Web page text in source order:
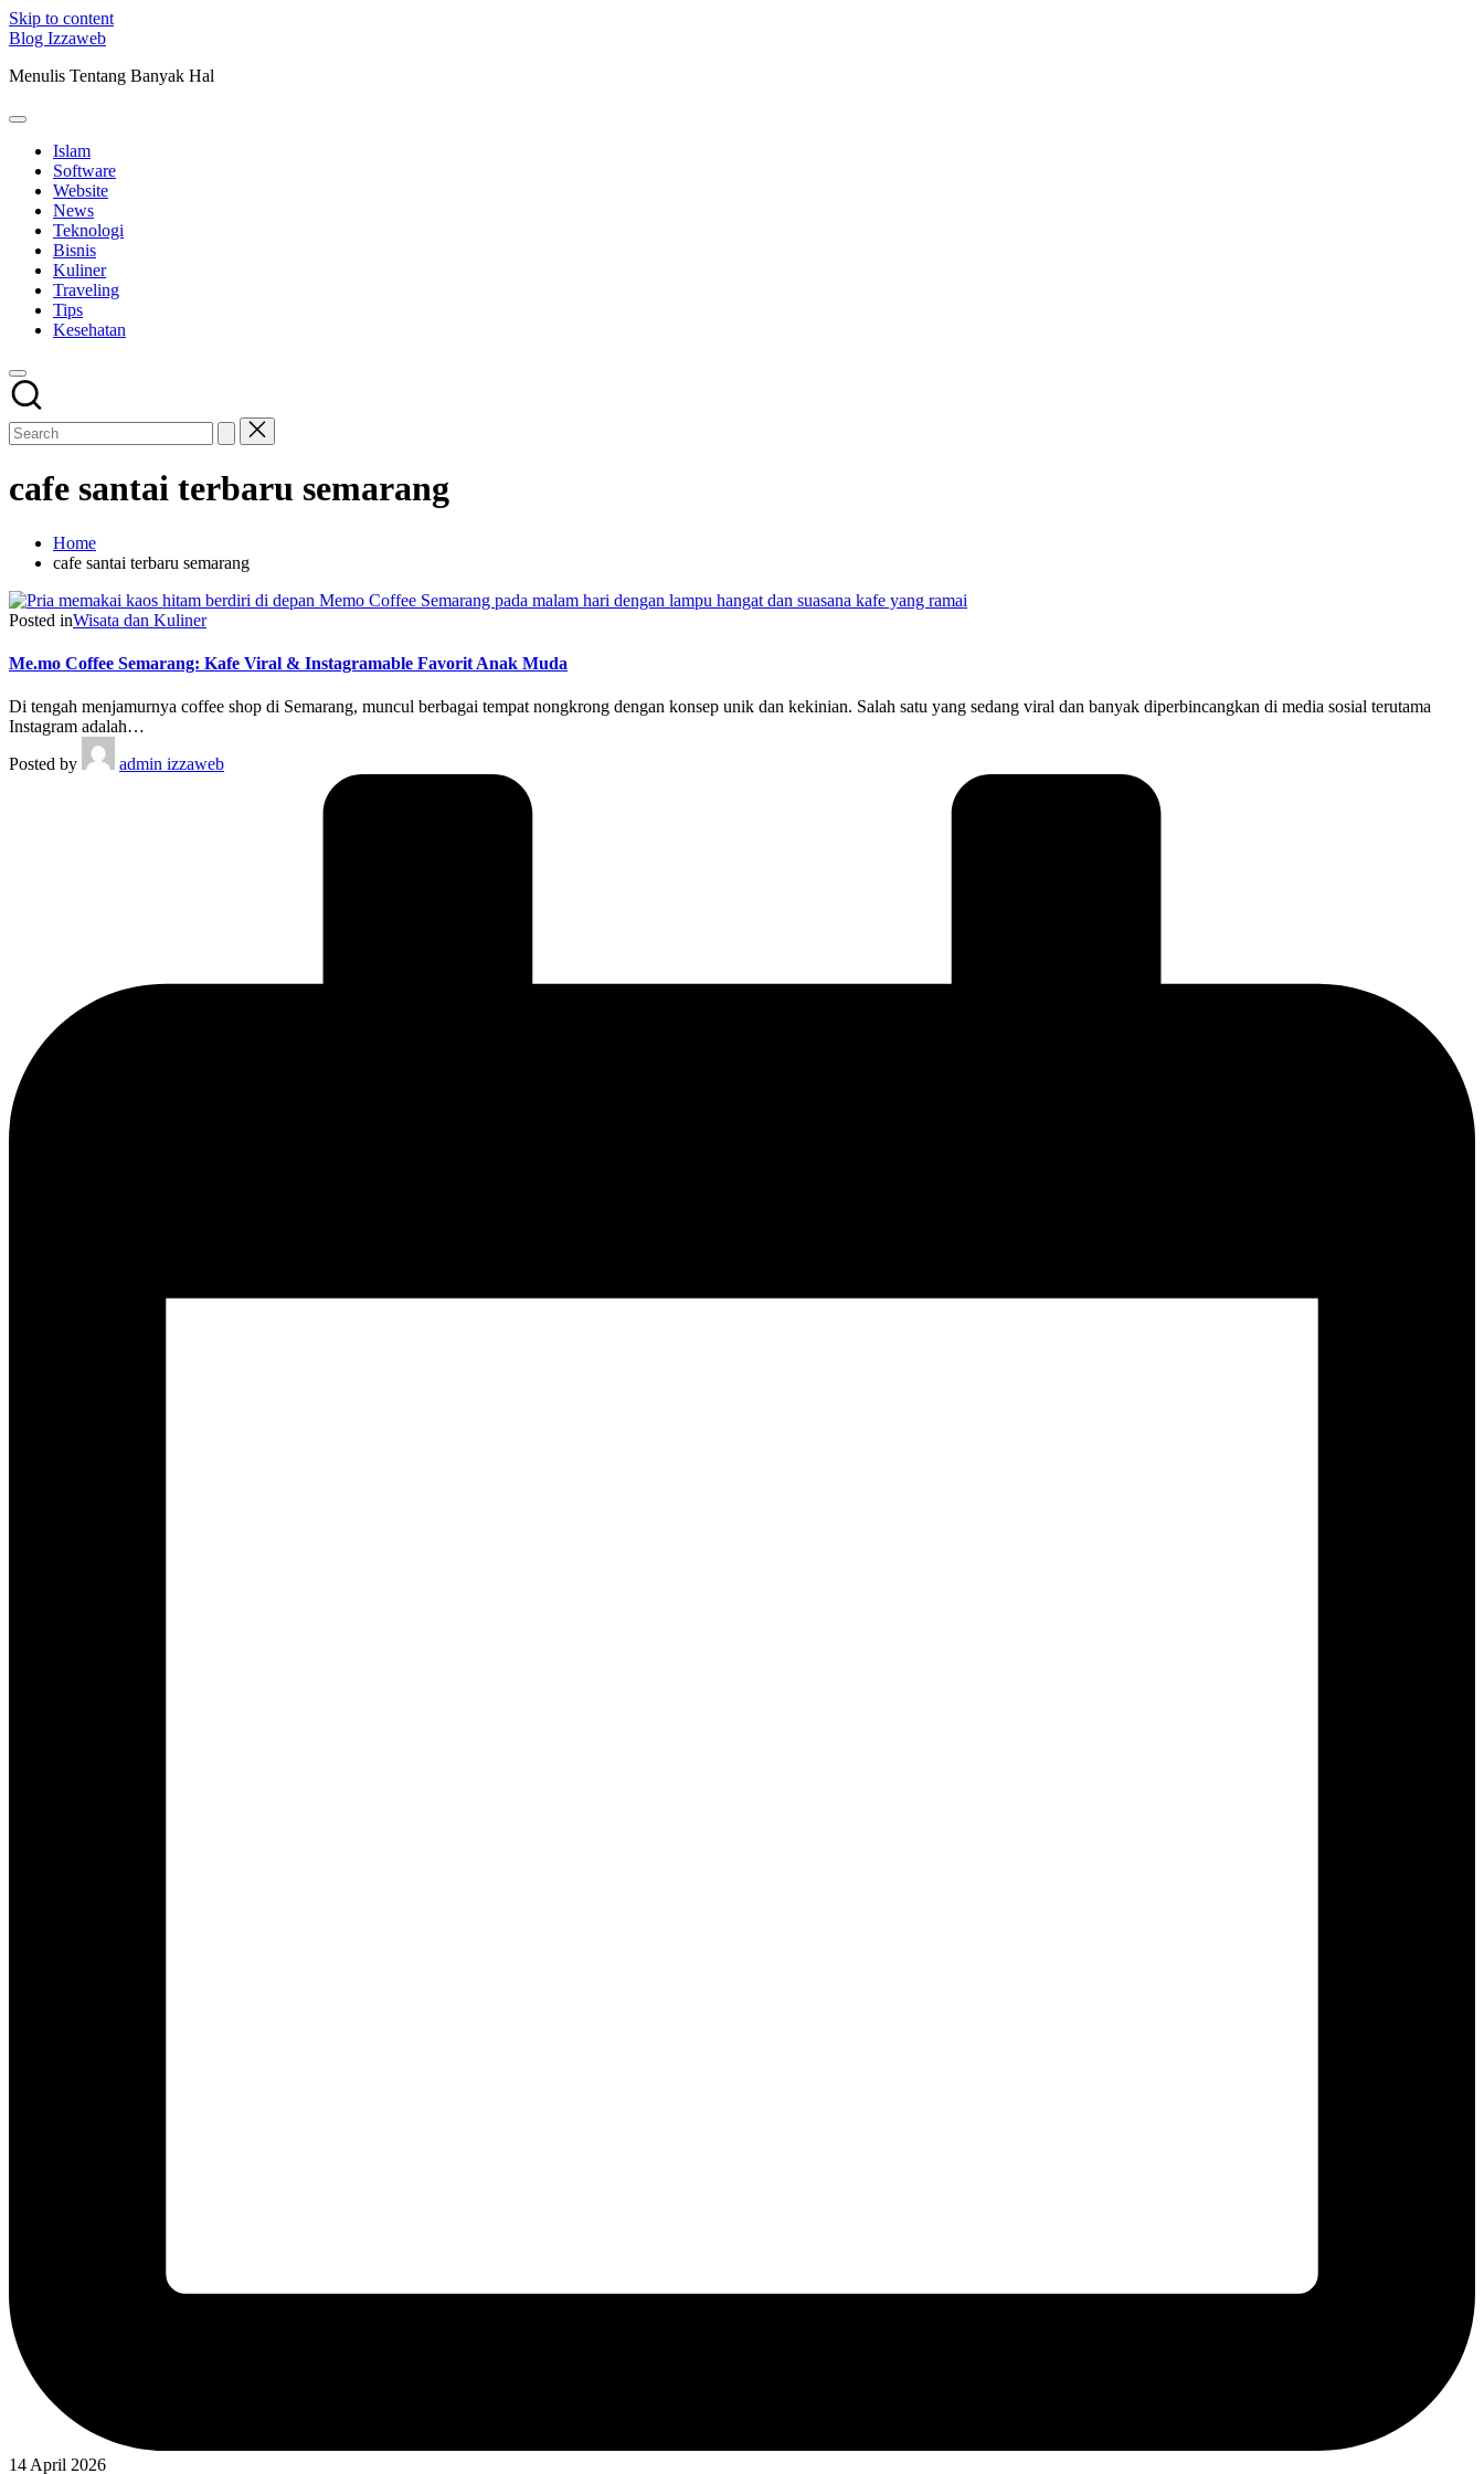
Skip to content
Blog Izzaweb
Menulis Tentang Banyak Hal
Islam
Software
Website
News
Teknologi
Bisnis
Kuliner
Traveling
Tips
Kesehatan
cafe santai terbaru semarang
Home
cafe santai terbaru semarang
Posted inWisata dan Kuliner
Me.mo Coffee Semarang: Kafe Viral & Instagramable Favorit Anak Muda
Di tengah menjamurnya coffee shop di Semarang, muncul berbagai tempat nongkrong dengan konsep unik dan kekinian. Salah satu yang sedang viral dan banyak diperbincangkan di media sosial terutama
Instagram adalah…
Posted by
admin izzaweb
14 April 2026